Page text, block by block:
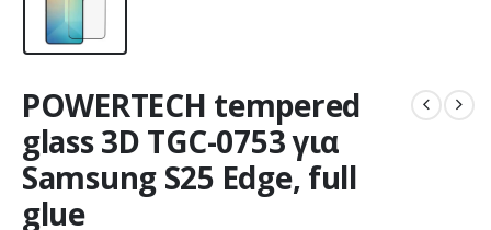
POWERTECH tempered
glass 3D TGC-0753 για
Samsung S25 Edge, full
glue